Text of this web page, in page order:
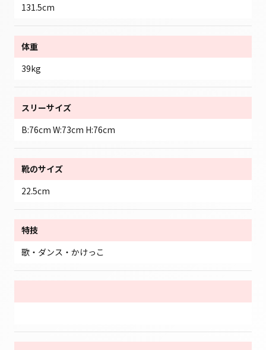
131.5cm
体重
39kg
スリーサイズ
B:76cm W:73cm H:76cm
靴のサイズ
22.5cm
特技
歌・ダンス・かけっこ